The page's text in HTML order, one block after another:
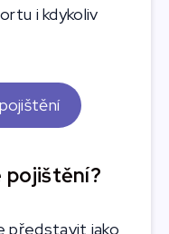
i kdykoliv
pojištění?
představit jako